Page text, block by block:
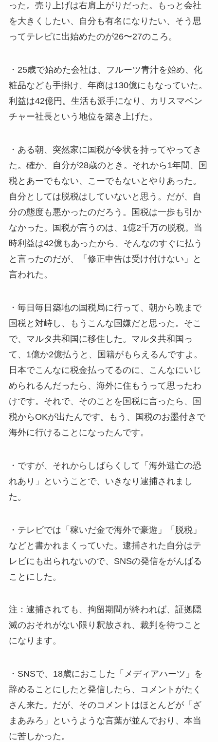
った。売り上げは右肩上がりだった。もっと会社
を大きくしたい、自分も有名になりたい、そう思
ってテレビに出始めたのが26〜27のころ。
・25歳で始めた会社は、フルーツ青汁を始め、化
粧品なども手掛け、年商は130億にもなっていた。
利益は42億円。生活も派手になり、カリスマベン
チャー社長という地位を築き上げた。
・ある朝、突然家に国税が令状を持ってやってき
た。確か、自分が28歳のとき。それから1年間、国
税とあーでもない、こーでもないとやりあった。
自分としては脱税はしていないと思う。だが、自
分の態度も悪かったのだろう。国税は一歩も引か
なかった。国税が言うのは、1億2千万の脱税。当
時利益は42億もあったから、そんなのすぐに払う
と言ったのだが、「修正申告は受け付けない」と
言われた。
・毎日毎日築地の国税局に行って、朝から晩まで
国税と対峙し、もうこんな国嫌だと思った。そこ
で、マルタ共和国に移住した。マルタ共和国っ
て、1億か2億払うと、国籍がもらえるんですよ。
日本でこんなに税金払ってるのに、こんなにいじ
められるんだったら、海外に住もうって思ったわ
けです。それで、そのことを国税に言ったら、国
税からOKが出たんです。もう、国税のお墨付きで
海外に行けることになったんです。
・ですが、それからしばらくして「海外逃亡の恐
れあり」ということで、いきなり逮捕されまし
た。
・テレビでは「稼いだ金で海外で豪遊」「脱税」
などと書かれまくっていた。逮捕された自分はテ
レビにも出られないので、SNSの発信をがんばる
ことにした。
注：逮捕されても、拘留期間が終われば、証拠隠
滅のおそれがない限り釈放され、裁判を待つこと
になります。
・SNSで、18歳におこした「メディアハーツ」を
辞めることにしたと発信したら、コメントがたく
さん来た。だが、そのコメントはほとんどが「ざ
まあみろ」というような言葉が並んでおり、本当
に苦しかった。